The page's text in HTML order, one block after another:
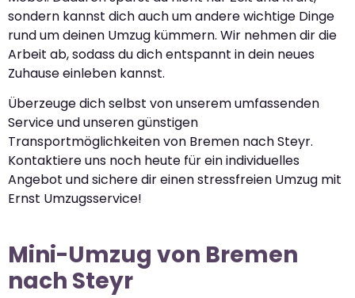
sondern kannst dich auch um andere wichtige Dinge
rund um deinen Umzug kümmern. Wir nehmen dir die
Arbeit ab, sodass du dich entspannt in dein neues
Zuhause einleben kannst.
Überzeuge dich selbst von unserem umfassenden
Service und unseren günstigen
Transportmöglichkeiten von Bremen nach Steyr.
Kontaktiere uns noch heute für ein individuelles
Angebot und sichere dir einen stressfreien Umzug mit
Ernst Umzugsservice!
Mini-Umzug von Bremen
nach Steyr